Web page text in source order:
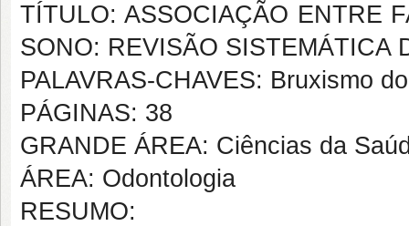
TÍTULO: ASSOCIAÇÃO ENTRE
SONO: REVISÃO SISTEMÁTICA
PALAVRAS-CHAVES: Bruxismo
PÁGINAS: 38
GRANDE ÁREA: Ciências da
ÁREA: Odontologia
RESUMO: